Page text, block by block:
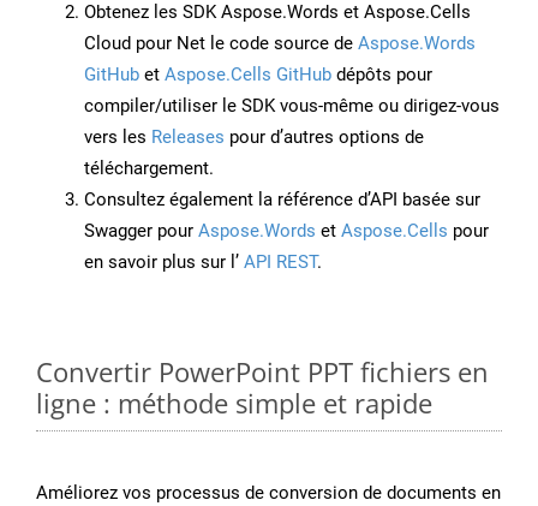
Obtenez les SDK Aspose.Words et Aspose.Cells
Cloud pour Net le code source de Aspose.Words
GitHub et Aspose.Cells GitHub dépôts pour
compiler/utiliser le SDK vous-même ou dirigez-vous
vers les Releases pour d’autres options de
téléchargement.
Consultez également la référence d’API basée sur
Swagger pour Aspose.Words et Aspose.Cells pour
en savoir plus sur l’ API REST.
Convertir PowerPoint PPT fichiers en
ligne : méthode simple et rapide
Améliorez vos processus de conversion de documents en